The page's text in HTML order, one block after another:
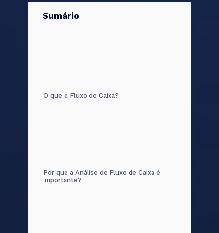
Sumário
O que é Fluxo de Caixa?
Por que a Análise de Fluxo de Caixa é
importante?